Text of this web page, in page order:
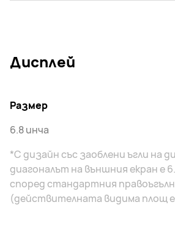
Дисплей
Размер
6.8 инча
*С дизайн със заоблени ъгли на
диагоналът на външния екран е
според стандартния
(действителната видима площ е